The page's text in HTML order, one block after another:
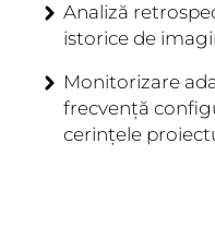
Analiză
istorice de
Monitorizare
frecvență
cerințele